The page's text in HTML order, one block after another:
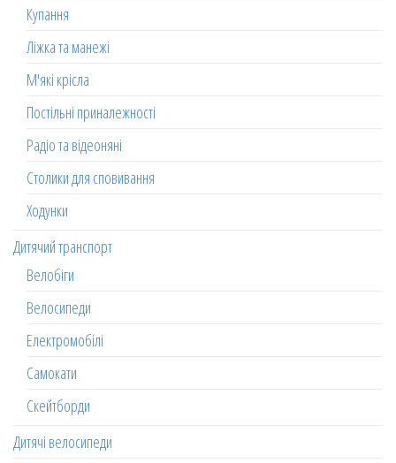
Купання
Ліжка та манежі
М'які крісла
Постільні приналежності
Радіо та відеоняні
Столики для сповивання
Ходунки
Дитячий транспорт
Велобіги
Велосипеди
Електромобілі
Самокати
Скейтборди
Дитячі велосипеди